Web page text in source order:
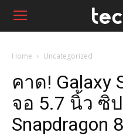
Home Uncategorized
คาด! Galaxy
จอ 5.7 นิ้ว ซิ
Snapdragon